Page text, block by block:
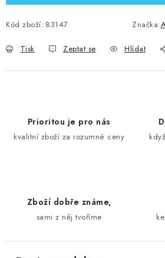
Kód zboží: 83147 Značka:
Tisk Zeptat se Hlídat
Prioritou je pro nás
kvalitní zboží za rozumné ceny
Zboží dobře známe,
sami z něj tvoříme